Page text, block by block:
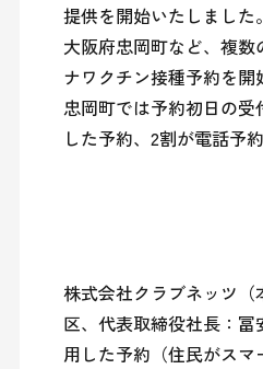
提供を開始いたしました。
大阪府忠岡町など、複数
ナワクチン接種予約を
忠岡町では予約初日の受
した予約、2割が電話予
株式会社クラブネッツ（
区、代表取締役社長：
用した予約（住民がス